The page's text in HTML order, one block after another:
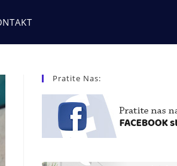
Pratite Nas: